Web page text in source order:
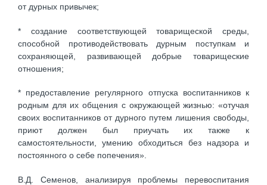
от дурных привычек;
* создание соответствующей товарищеской среды,
способной противодействовать дурным поступкам и
сохраняющей, развивающей добрые товарищеские
отношения;
* предоставление регулярного отпуска воспитанников к
родным для их общения с окружающей жизнью: «отучая
своих воспитанников от дурного путем лишения свободы,
приют должен был приучать их также к
самостоятельности, умению обходиться без надзора и
постоянного о себе попечения».
В.Д. Семенов, анализируя проблемы перевоспитания